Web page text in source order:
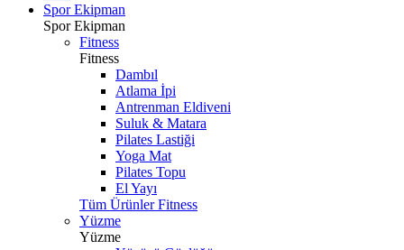
Spor Ekipman
Spor Ekipman
Fitness
Fitness
Dambıl
Atlama İpi
Antrenman Eldiveni
Suluk & Matara
Pilates Lastiği
Yoga Mat
Pilates Topu
El Yayı
Tüm Ürünler Fitness
Yüzme
Yüzme